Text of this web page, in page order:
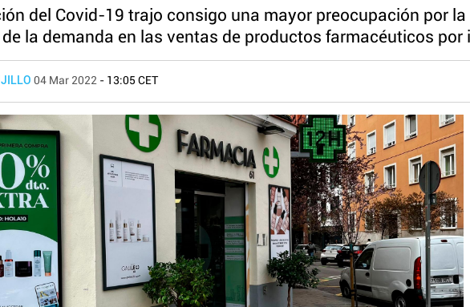
del Covid-19 trajo consigo una mayor preocupación por
la demanda en las ventas de productos farmacéuticos por
04 Mar 2022 - 13:05 CET